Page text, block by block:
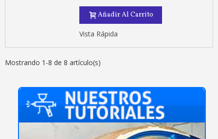
Añadir Al Carrito
Vista Rápida
Mostrando 1-8 de 8 artículo(s)